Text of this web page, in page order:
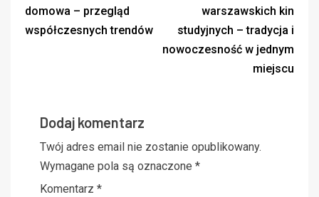
domowa – przegląd
współczesnych trendów
warszawskich kin
studyjnych – tradycja i
nowoczesność w jednym
miejscu
Dodaj komentarz
Twój adres email nie zostanie opublikowany.
Wymagane pola są oznaczone *
Komentarz *